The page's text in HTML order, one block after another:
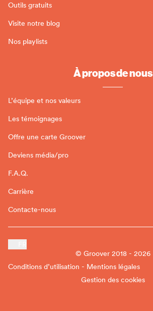
Outils gratuits
Visite notre blog
Nos playlists
À propos de nous
L’équipe et nos valeurs
Les témoignages
Offre une carte Groover
Deviens média/pro
F.A.Q.
Carrière
Contacte-nous
© Groover 2018 - 2026
Conditions d’utilisation - Mentions légales
Gestion des cookies